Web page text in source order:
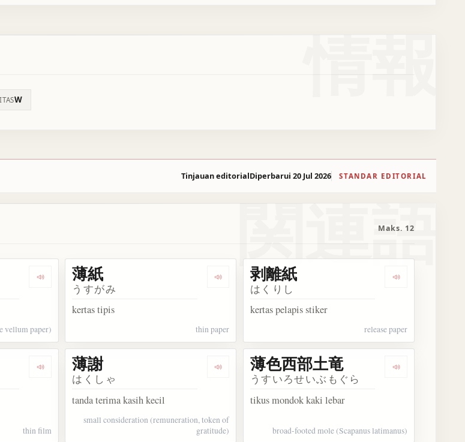
W
Tinjauan editorialDiperbarui 20 Jul 2026 STANDAR EDITORIAL
関連語
Maks. 12
Dengarkan 薄葉紙
vellum paper)
Dengarkan 薄紙
薄紙
うすがみ
kertas tipis
thin paper
Dengarkan 剥離
剥離紙
はくりし
kertas pelapis stiker
release paper
Dengarkan 薄膜
thin film
Dengarkan 薄謝
薄謝
はくしゃ
tanda terima kasih kecil
small consideration (remuneration, token of
gratitude)
Dengarkan 薄色
薄色西部土竜
うすいろせいぶもぐら
tikus mondok kaki lebar
broad-footed mole (Scapanus latimanus)